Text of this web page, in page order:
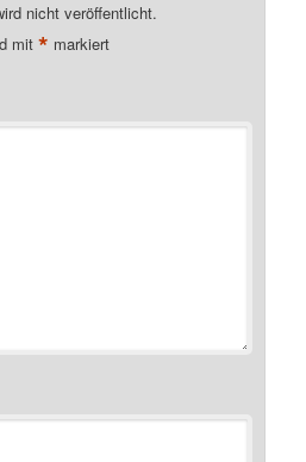
nicht veröffentlicht.
mit* markiert